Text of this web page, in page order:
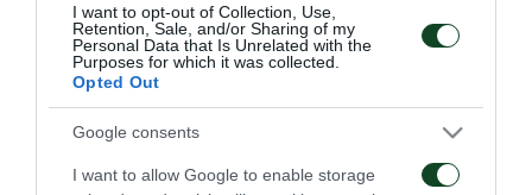
I want to opt-out of Collection, Use,
Retention, Sale, and/or Sharing of my
Personal Data that Is Unrelated with the
Purposes for which it was collected.
Opted Out
Google consents
I want to allow Google to enable storage
Νάνο, Ζέκα, Λαγός, Δώνης, Μαρινάκης, Πράνιτς,
Ατζαγκούν, Πέτριτς, Καρέλης, Κλωναρίδης, Νίνης,
Μπούι και Μπερίσα.